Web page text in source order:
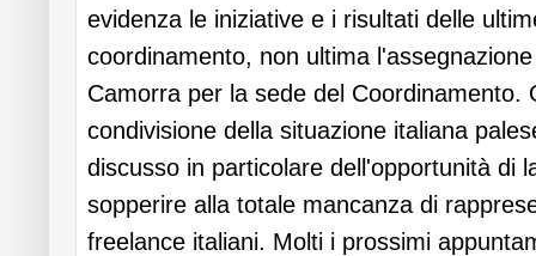
evidenza le iniziative e i risultati delle
coordinamento, non ultima
Camorra per la sede del Coordinamento.
condivisione della situazione italiana
discusso in particolare dell'opportunità di
sopperire alla totale mancanza di
freelance italiani. Molti i prossimi